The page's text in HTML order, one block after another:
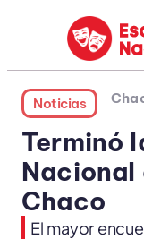
Noticias
Terminó
Nacional
Chaco
El mayor